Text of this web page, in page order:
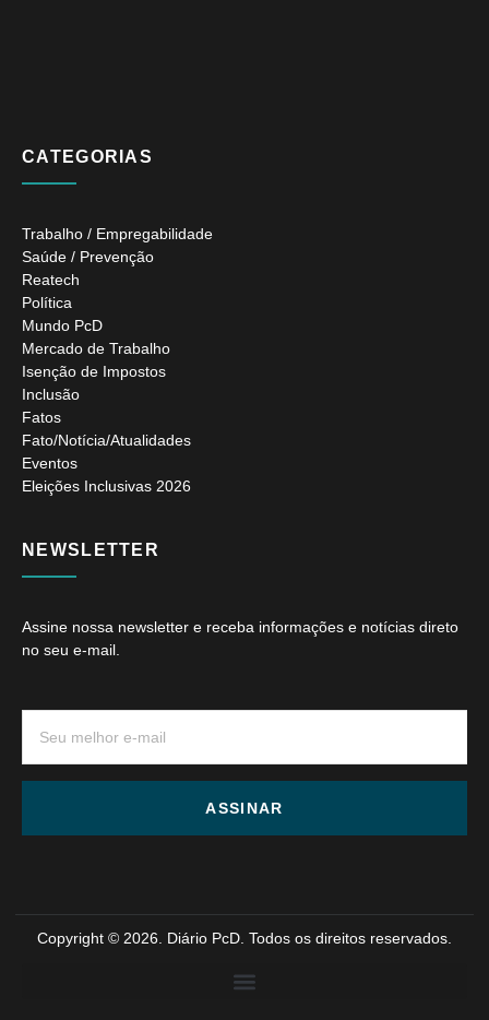
CATEGORIAS
Trabalho / Empregabilidade
Saúde / Prevenção
Reatech
Política
Mundo PcD
Mercado de Trabalho
Isenção de Impostos
Inclusão
Fatos
Fato/Notícia/Atualidades
Eventos
Eleições Inclusivas 2026
NEWSLETTER
Assine nossa newsletter e receba informações e notícias direto
no seu e-mail.
ASSINAR
Copyright © 2026. Diário PcD. Todos os direitos reservados.